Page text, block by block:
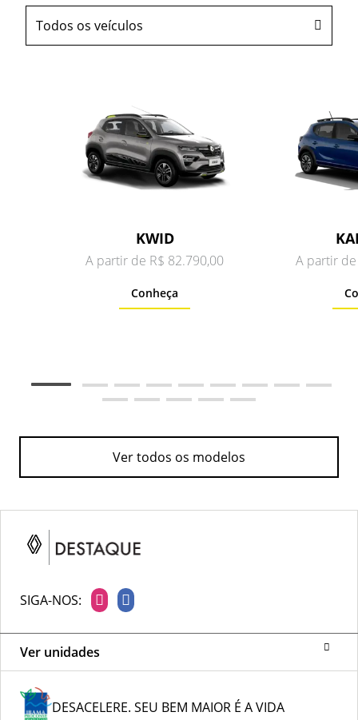
Todos os veículos
KWID
A partir de R$ 82.790,00
Conheça
A partir
Ver todos os modelos
Ver unidades
SIGA-NOS:
DESACELERE. SEU BEM MAIOR É A VIDA